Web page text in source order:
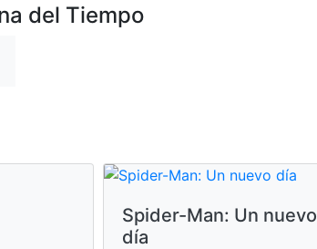
del Tiempo
Spider-Man: Un nuevo
día